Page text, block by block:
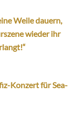
Weile dauern,
wieder ihr
Konzert für Sea-